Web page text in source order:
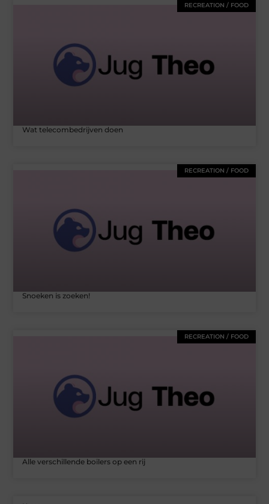
RECREATION / FOOD
Wat telecombedrijven doen
RECREATION / FOOD
Snoeken is zoeken!
RECREATION / FOOD
Alle verschillende boilers op een rij